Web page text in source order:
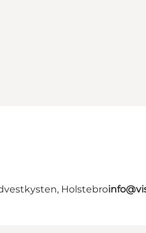
Holstebro